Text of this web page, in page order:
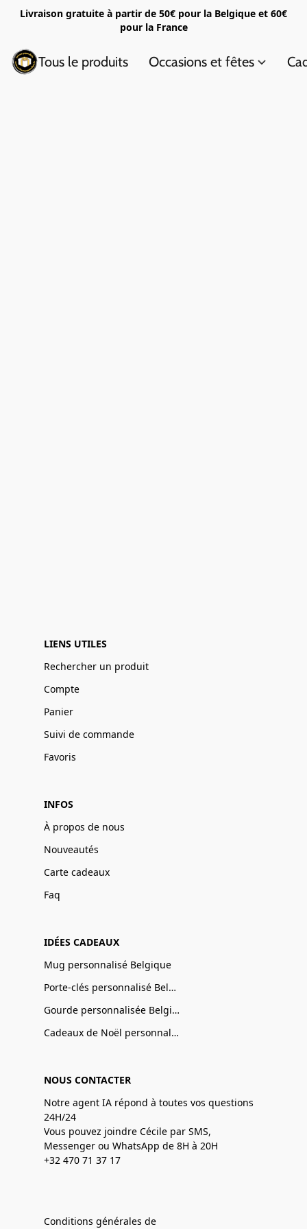
Livraison gratuite à partir de 50€ pour la Belgique et 60€
pour la France
Tous le produits Occasions et fêtes
LIENS UTILES
Rechercher un produit
Compte
Panier
Suivi de commande
Favoris
INFOS
À propos de nous
Nouveautés
Carte cadeaux
Faq
IDÉES CADEAUX
Mug personnalisé Belgique
Porte-clés personnalisé Belgique
Gourde personnalisée Belgique
Cadeaux de Noël personnalisé Belgique
NOUS CONTACTER
Notre agent IA répond à toutes vos questions
24H/24
Vous pouvez joindre Cécile par SMS,
Messenger ou WhatsApp de 8H à 20H
+32 470 71 37 17
Conditions générales de